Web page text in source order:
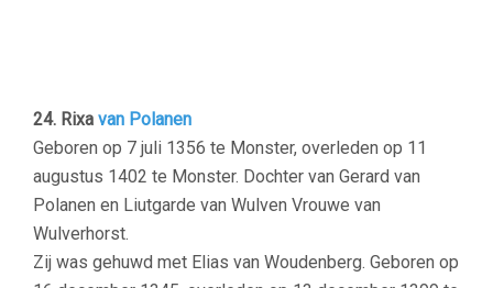
24. Rixa van Polanen
Geboren op 7 juli 1356 te Monster, overleden op 11
augustus 1402 te Monster. Dochter van Gerard van
Polanen en Liutgarde van Wulven Vrouwe van
Wulverhorst.
Zij was gehuwd met Elias van Woudenberg. Geboren op